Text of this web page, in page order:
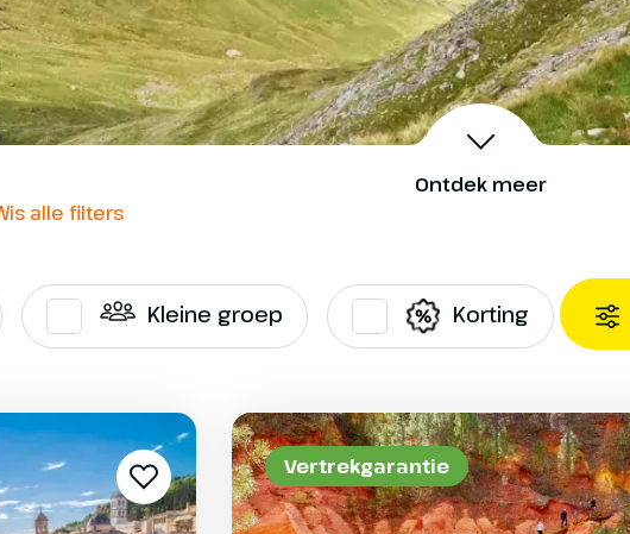
Ontdek meer
alle filters
Kleine groep Korting
Vertrekgarantie